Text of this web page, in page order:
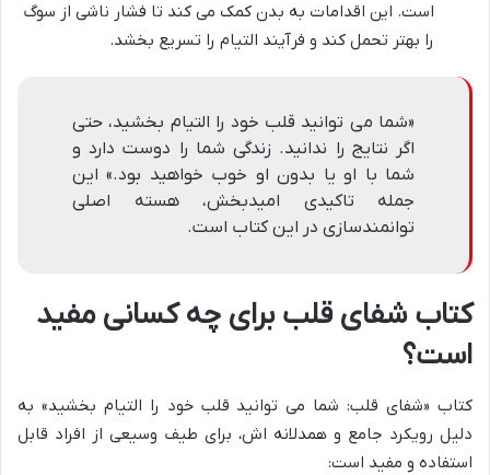
است. این اقدامات به بدن کمک می کند تا فشار ناشی از سوگ
را بهتر تحمل کند و فرآیند التیام را تسریع بخشد.
«شما می توانید قلب خود را التیام بخشید، حتی
اگر نتایج را ندانید. زندگی شما را دوست دارد و
شما با او یا بدون او خوب خواهید بود.» این
جمله تاکیدی امیدبخش، هسته اصلی
توانمندسازی در این کتاب است.
کتاب شفای قلب برای چه کسانی مفید
است؟
کتاب «شفای قلب: شما می توانید قلب خود را التیام بخشید» به
دلیل رویکرد جامع و همدلانه اش، برای طیف وسیعی از افراد قابل
استفاده و مفید است: